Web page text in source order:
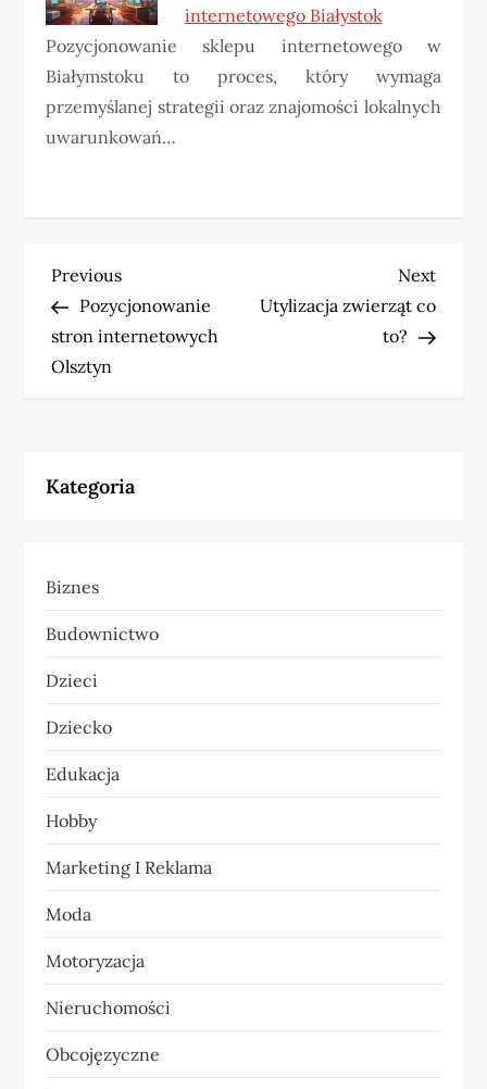
internetowego Białystok
Pozycjonowanie sklepu internetowego w
Białymstoku to proces, który wymaga
przemyślanej strategii oraz znajomości lokalnych
uwarunkowań…
N
a
w
g
c
j
a
w
p
i
s
u
Previous
Post
Previous
Pozycjonowanie
stron internetowych
Olsztyn
Next
Post
Next
Utylizacja zwierząt co
to?
Kategoria
Biznes
Budownictwo
Dzieci
Dziecko
Edukacja
Hobby
Marketing I Reklama
Moda
Motoryzacja
Nieruchomości
Obcojęzyczne